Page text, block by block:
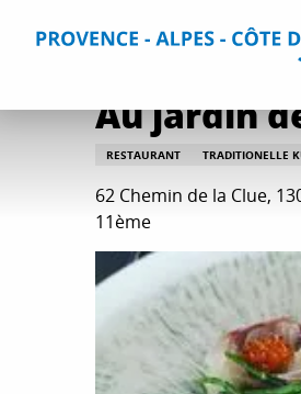
Home Aufenthalt
Au jardin
RESTAURANT TRADITIONELLE
62 Chemin de la Clue,
11ème